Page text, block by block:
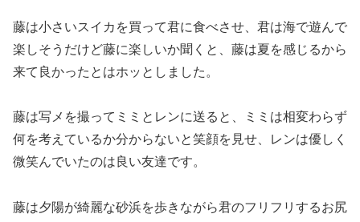
藤は小さいスイカを買って君に食べさせ、君は海で遊んで
楽しそうだけど藤に楽しいか聞くと、藤は夏を感じるから
来て良かったとはホッとしました。
藤は写メを撮ってミミとレンに送ると、ミミは相変わらず
何を考えているか分からないと笑顔を見せ、レンは優しく
微笑んでいたのは良い友達です。
藤は夕陽が綺麗な砂浜を歩きながら君のフリフリするお尻